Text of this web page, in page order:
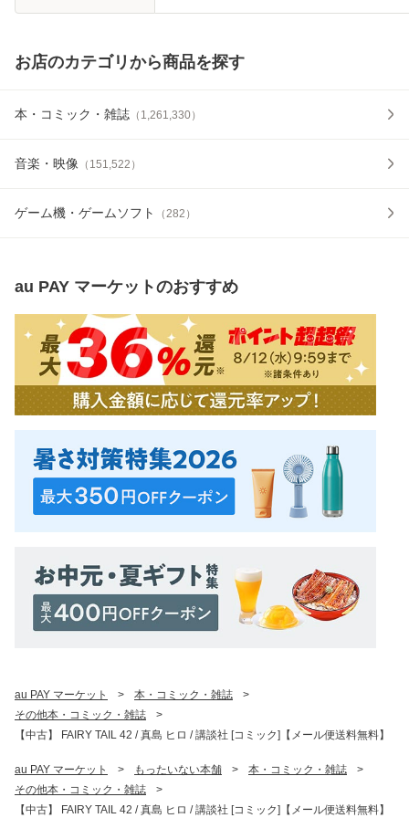
お店のカテゴリから商品を探す
本・コミック・雑誌 （ 1,261,330）
音楽・映像 （ 151,522 ）
ゲーム機・ゲームソフト （282 ）
au PAY マーケットのおすすめ
au PAY マーケット > 本・コミック・雑誌
>
その他本・コミック・雑誌
>
【中古】 FAIRY TAIL 42 / 真島 ヒロ / 講談社 [コミック]【メール便送料無料】
au PAY マーケット > もったいない本舗 > 本・コミック・雑誌
>
その他本・コミック・雑誌
>
【中古】 FAIRY TAIL 42 / 真島 ヒロ / 講談社 [コミック]【メール便送料無料】